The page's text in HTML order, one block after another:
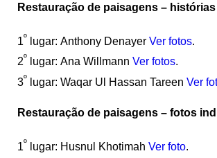
Restauração de paisagens –
1º lugar: Anthony Denayer Ver fotos.
2º lugar: Ana Willmann Ver fotos.
3º lugar: Waqar Ul Hassan Tareen Ver
Restauração de paisagens – fotos
1º lugar: Husnul Khotimah Ver foto.